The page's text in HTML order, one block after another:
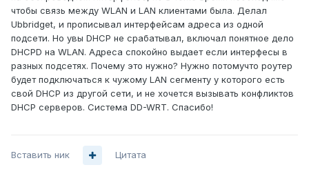
чтобы связь между WLAN и LAN клиентами была. Делал
Ubbridget, и прописывал интерфейсам адреса из одной
подсети. Но увы DHCP не срабатывал, включал понятное дело
DHCPD на WLAN. Адреса спокойно выдает если интерфесы в
разных подсетях. Почему это нужно? Нужно потомучто роутер
будет подключаться к чужому LAN сегменту у которого есть
свой DHCP из другой сети, и не хочется вызывать конфликтов
DHCP серверов. Система DD-WRT. Спасибо!
Вставить ник Цитата